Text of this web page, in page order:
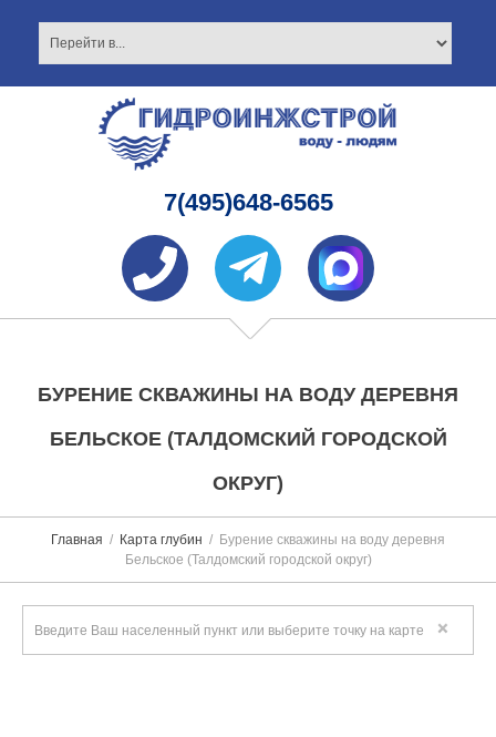
7(495)648-6565
БУРЕНИЕ СКВАЖИНЫ НА ВОДУ ДЕРЕВНЯ
БЕЛЬСКОЕ (ТАЛДОМСКИЙ ГОРОДСКОЙ
ОКРУГ)
Главная Карта глубин
Бурение скважины на воду деревня
Бельское (Талдомский городской округ)